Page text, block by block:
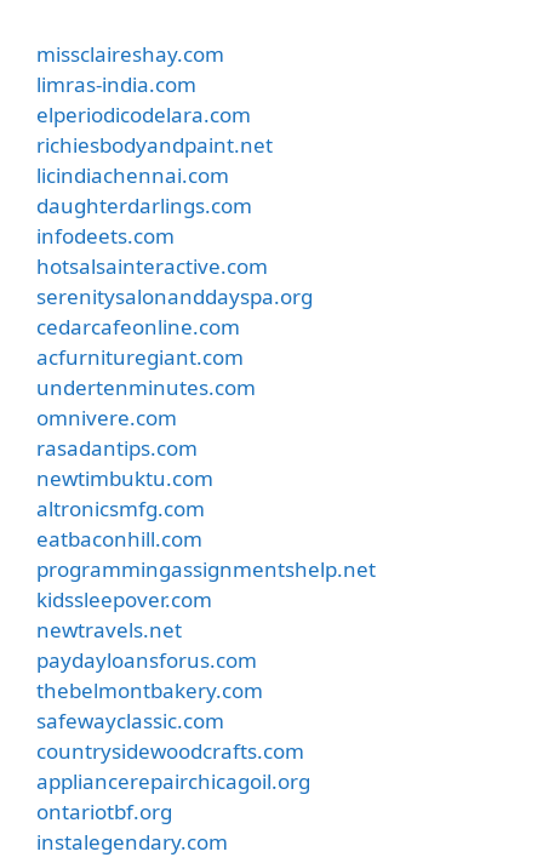
missclaireshay.com
limras-india.com
elperiodicodelara.com
richiesbodyandpaint.net
licindiachennai.com
daughterdarlings.com
infodeets.com
hotsalsainteractive.com
serenitysalonanddayspa.org
cedarcafeonline.com
acfurnituregiant.com
undertenminutes.com
omnivere.com
rasadantips.com
newtimbuktu.com
altronicsmfg.com
eatbaconhill.com
programmingassignmentshelp.net
kidssleepover.com
newtravels.net
paydayloansforus.com
thebelmontbakery.com
safewayclassic.com
countrysidewoodcrafts.com
appliancerepairchicagoil.org
ontariotbf.org
instalegendary.com